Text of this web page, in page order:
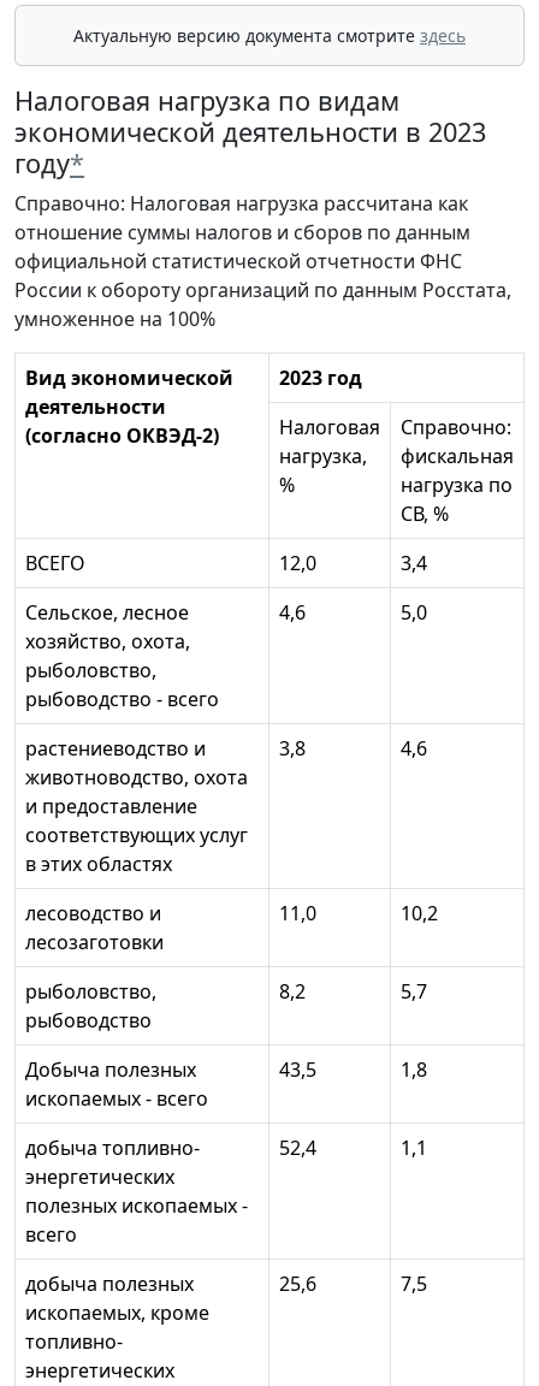
Актуальную версию документа смотрите здесь
Налоговая нагрузка по видам
экономической деятельности в 2023
году*
Справочно: Налоговая нагрузка рассчитана как
отношение суммы налогов и сборов по данным
официальной статистической отчетности ФНС
России к обороту организаций по данным Росстата,
умноженное на 100%
Вид экономической
деятельности
(согласно ОКВЭД-2)
2023 год
Налоговая
нагрузка,
%
Справочно:
фискальная
нагрузка по
СВ, %
ВСЕГО
12,0
3,4
Сельское, лесное
хозяйство, охота,
рыболовство,
рыбоводство - всего
4,6 5,0
растениеводство и
животноводство, охота
и предоставление
соответствующих услуг
в этих областях
3,8 4,6
лесоводство и
лесозаготовки
11,0 10,2
рыболовство,
рыбоводство
8,2 5,7
Добыча полезных
ископаемых - всего
43,5 1,8
добыча топливно-
энергетических
полезных ископаемых -
всего
52,4 1,1
добыча полезных
ископаемых, кроме
топливно-
энергетических
25,6 7,5